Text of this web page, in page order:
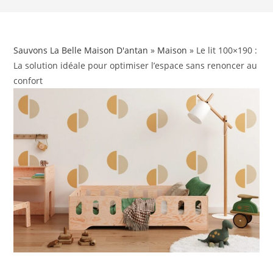
Sauvons La Belle Maison D'antan » Maison » Le lit 100×190 :
La solution idéale pour optimiser l’espace sans renoncer au
confort